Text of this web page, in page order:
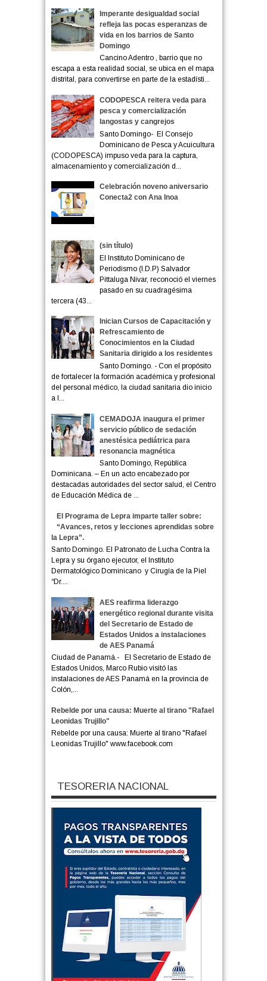
Imperante desigualdad social
refleja las pocas esperanzas de
vida en los barrios de Santo
Domingo
Cancino Adentro , barrio que no
escapa a esta realidad social, se ubica en el mapa
distrital, para convertirse en parte de la estadísti...
CODOPESCA reitera veda para
pesca y comercialización
langostas y cangrejos
Santo Domingo- El Consejo
Dominicano de Pesca y Acuicultura
(CODOPESCA) impuso veda para la captura,
almacenamiento y comercialización d...
Celebración noveno aniversario
Conecta2 con Ana Inoa
(sin título)
El Instituto Dominicano de
Periodismo (I.D.P) Salvador
Pittaluga Nivar, reconoció el viernes
pasado en su cuadragésima
tercera (43...
Inician Cursos de Capacitación y
Refrescamiento de
Conocimientos en la Ciudad
Sanitaria dirigido a los residentes
Santo Domingo. - Con el propósito
de fortalecer la formación académica y profesional
del personal médico, la ciudad sanitaria dio inicio
a l...
CEMADOJA inaugura el primer
servicio público de sedación
anestésica pediátrica para
resonancia magnética
Santo Domingo, República
Dominicana. – En un acto encabezado por
destacadas autoridades del sector salud, el Centro
de Educación Médica de ...
El Programa de Lepra imparte taller sobre:
“Avances, retos y lecciones aprendidas sobre
la Lepra”.
Santo Domingo. El Patronato de Lucha Contra la
Lepra y su órgano ejecutor, el Instituto
Dermatológico Dominicano y Cirugía de la Piel
“Dr....
AES reafirma liderazgo
energético regional durante visita
del Secretario de Estado de
Estados Unidos a instalaciones
de AES Panamá
Ciudad de Panamá.- El Secretario de Estado de
Estados Unidos, Marco Rubio visitó las
instalaciones de AES Panamá en la provincia de
Colón,...
Rebelde por una causa: Muerte al tirano "Rafael
Leonidas Trujillo"
Rebelde por una causa: Muerte al tirano "Rafael
Leonidas Trujillo" www.facebook.com
TESORERIA NACIONAL